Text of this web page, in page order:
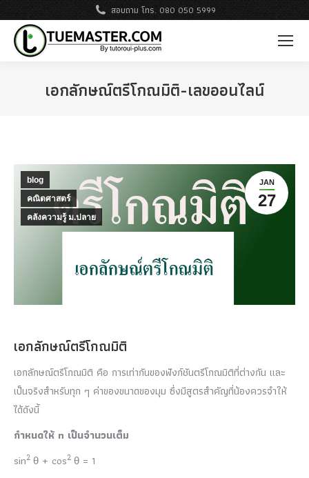
สอบถาม โทร. 080 050 5999
เอกลักษณ์ตรีโกณมิติ-เลขออนไลน์
JAN
27
blog
คณิตศาสตร์
คลังความรู้ ม.ปลาย
เอกลักษณ์ตรีโกณมิติ
เอกลักษณ์ตรีโกณมิติ คือ การเท่ากันของฟังก์ชันตรีโกณมิติที่ต่างกัน และ
เป็นจริงสำหรับทุก ๆ ค่าของขนาดของมุม ซึ่งมีสูตรสำคัญที่น้องควรจำให้
ได้ดังนี้
กำหนดให้ n เป็นจำนวนเต็ม
sin2 θ + cos2 θ = 1